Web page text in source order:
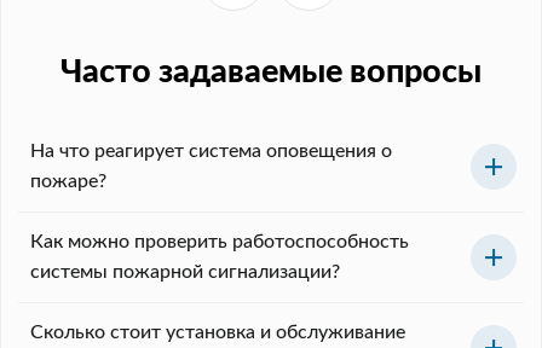
Часто задаваемые вопросы
На что реагирует система оповещения о
пожаре?
Как можно проверить работоспособность
системы пожарной сигнализации?
Сколько стоит установка и обслуживание